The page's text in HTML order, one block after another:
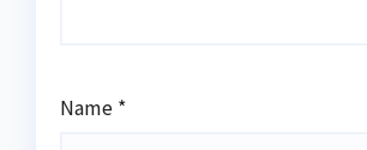
Name *